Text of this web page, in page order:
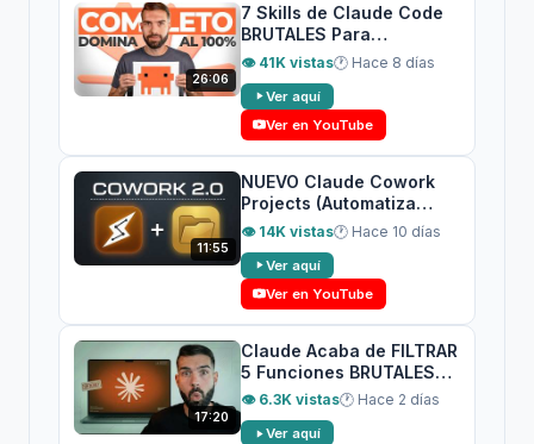
26:06
7 Skills de Claude Code
BRUTALES Para
Automatizar Todo (Paso a
👁 41K vistas🕐 Hace 8 días
Ver aquí
Ver en YouTube
11:55
NUEVO Claude Cowork
Projects (Automatiza
Todas Tus Tareas)
👁 14K vistas🕐 Hace 10 días
Ver aquí
Ver en YouTube
17:20
Claude Acaba de FILTRAR
5 Funciones BRUTALES
(Kairos, UltraPlan...)
👁 6.3K vistas🕐 Hace 2 días
Ver aquí